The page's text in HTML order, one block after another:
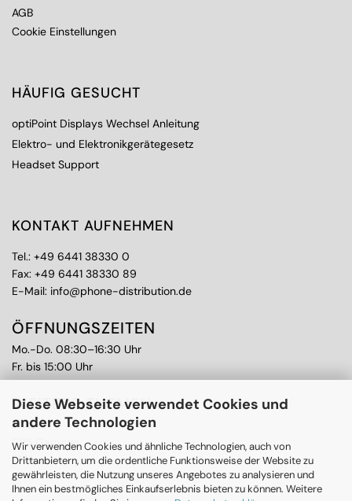
Diese Webseite verwendet Cookies und
andere Technologien
Wir verwenden Cookies und ähnliche Technologien, auch von
Drittanbietern, um die ordentliche Funktionsweise der Website zu
gewährleisten, die Nutzung unseres Angebotes zu analysieren und
Ihnen ein bestmögliches Einkaufserlebnis bieten zu können. Weitere
AGB
Cookie Einstellungen
HÄUFIG GESUCHT
optiPoint Displays Wechsel Anleitung
Elektro- und Elektronikgerätegesetz
Headset Support
KONTAKT AUFNEHMEN
Tel.: +49 6441 38330 0
Fax: +49 6441 38330 89
E-Mail: info@phone-distribution.de
ÖFFNUNGSZEITEN
Mo.-Do. 08:30–16:30 Uhr
Fr. bis 15:00 Uhr
WEITERE THEMEN
Ankauf
CPS Garantie
RMA